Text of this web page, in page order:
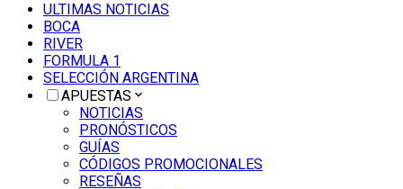
ULTIMAS NOTICIAS
BOCA
RIVER
FORMULA 1
SELECCIÓN ARGENTINA
APUESTAS
NOTICIAS
PRONÓSTICOS
GUÍAS
CÓDIGOS PROMOCIONALES
RESEÑAS